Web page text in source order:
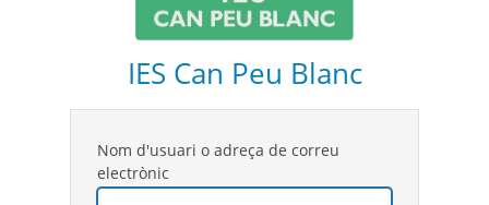
IES Can Peu Blanc
Nom d'usuari o adreça de correu
electrònic